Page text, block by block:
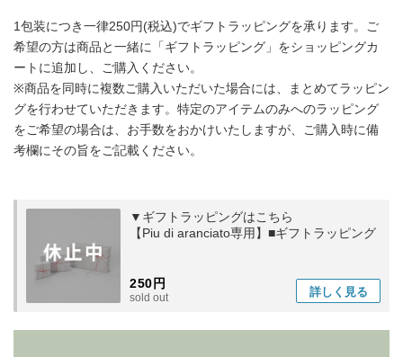
1包装につき一律250円(税込)でギフトラッピングを承ります。ご
希望の方は商品と一緒に「ギフトラッピング」をショッピングカ
ートに追加し、ご購入ください。
※商品を同時に複数ご購入いただいた場合には、まとめてラッピン
グを行わせていただきます。特定のアイテムのみへのラッピング
をご希望の場合は、お手数をおかけいたしますが、ご購入時に備
考欄にその旨をご記載ください。
▼ギフトラッピングはこちら
【Piu di aranciato専用】■ギフトラッピング
250円
sold out 詳しく 見る